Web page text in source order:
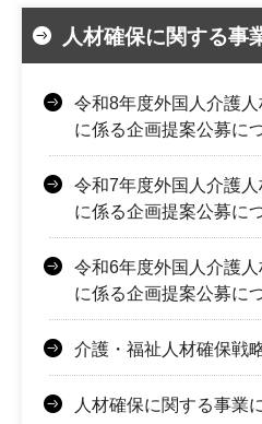
人材確保に関する事
令和8年度外国人介護
に係る企画提案公募に
令和7年度外国人介護
に係る企画提案公募に
令和6年度外国人介護
に係る企画提案公募に
介護・福祉人材確保戦
人材確保に関する事業